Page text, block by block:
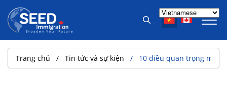
Trang chủ Tin tức và sự kiện 10 điều quan trọng mà